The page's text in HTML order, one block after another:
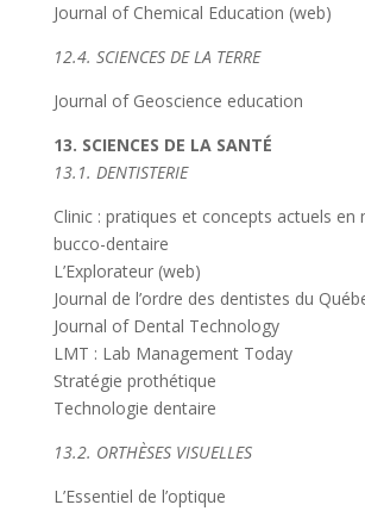
Journal of Chemical Education (web)
12.4. SCIENCES DE LA TERRE
Journal of Geoscience education
13. SCIENCES DE LA SANTÉ
13.1. DENTISTERIE
Clinic : pratiques et concepts actuels en
bucco-dentaire
L’Explorateur (web)
Journal de l’ordre des dentistes du
Journal of Dental Technology
LMT : Lab Management Today
Stratégie prothétique
Technologie dentaire
13.2. ORTHÈSES VISUELLES
L’Essentiel de l’optique